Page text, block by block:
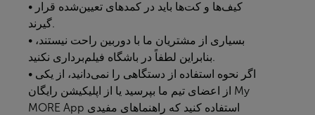
• کیف‌ها و کت‌ها باید در کمدهای تعیین‌شده قرار
• بسیاری از مشتریان ما با دوربین راحت نیستند،
• اگر نحوه استفاده از دستگاهی را نمی‌دانید، از یکی
My
MORE App